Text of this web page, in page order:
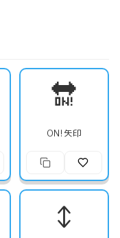
🔛
ON!矢印
↕️